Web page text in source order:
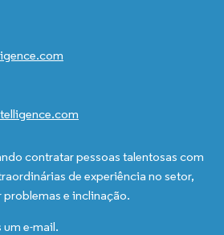
contratar pessoas talentosas com
de experiência no setor,
e inclinação.
e-mail.